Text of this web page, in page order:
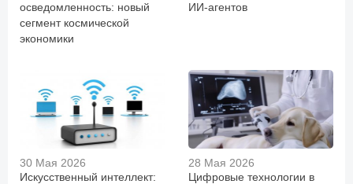
осведомленность: новый
сегмент космической
экономики
ИИ-агентов
30 Мая 2026
Искусственный интеллект:
28 Мая 2026
Цифровые технологии в